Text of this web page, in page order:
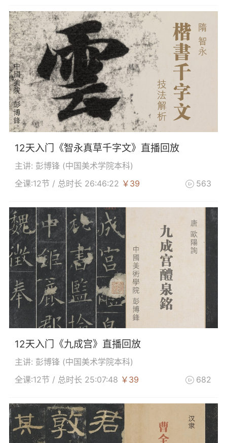
12天入门《智永真草千字文》直播回放
主讲: 彭博锋 (中国美术学院本科)
全课:12节 / 总时长 26:46:22 ￥39  563
12天入门《九成宫》直播回放
主讲: 彭博锋 (中国美术学院本科)
全课:12节 / 总时长 25:07:48 ￥39  682